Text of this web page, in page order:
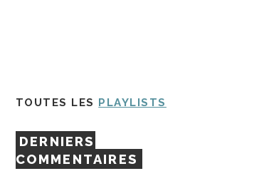
TOUTES LES PLAYLISTS
DERNIERS
COMMENTAIRES